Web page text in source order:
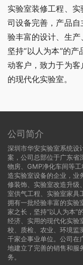
实验室装修工程、
司设备完善，产品
验丰富的设计、生产
坚持“以人为本”的
动客户，致力于为
的现代化实验室。
公司简介
深圳市华安实验室系统设
案，公司总部位于广东省
物房、GMP净化车间等
造实验室设备的企业，业
修装饰、实验室改造升级
室供气工程、实验室家具
拥有一批经验丰富的实验
家之长，坚持“以人为本”
经济、实用的现代化实验
校、质检、农业、环境监
千家企事业单位。公司在
地建立了完善的销售和服
务。